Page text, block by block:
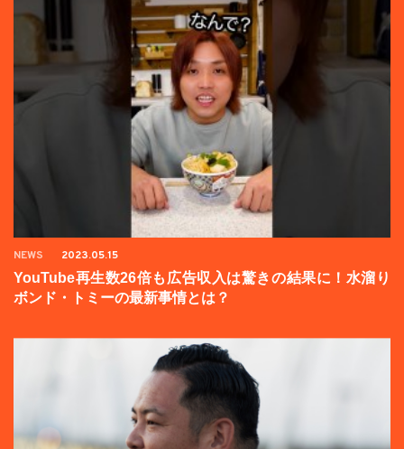
NEWS 2023.05.15
YouTube再生数26倍も広告収入は驚きの結果に！水溜り
ボンド・トミーの最新事情とは？